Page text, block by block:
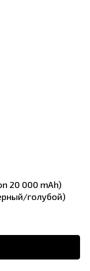
20 000 mAh)
голубой)